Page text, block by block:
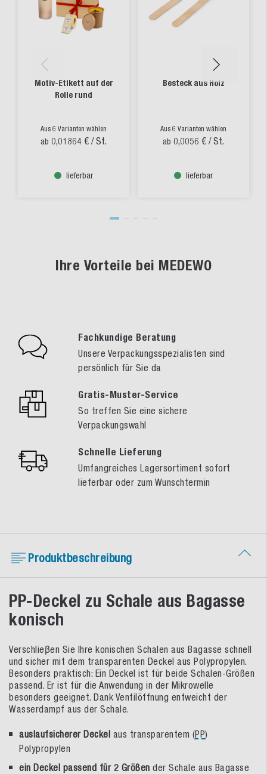
Motiv-Etikett auf der
Rolle rund
Aus 6 Varianten wählen
ab 0,01864 € / St.
lieferbar
Besteck aus Holz
Aus 6 Varianten wählen
ab 0,0056 € / St.
lieferbar
Ihre Vorteile bei MEDEWO
Fachkundige Beratung
Unsere Verpackungsspezialisten sind
persönlich für Sie da
Gratis-Muster-Service
So treffen Sie eine sichere
Verpackungswahl
Schnelle Lieferung
Umfangreiches Lagersortiment sofort
lieferbar oder zum Wunschtermin
Produktbeschreibung
PP-Deckel zu Schale aus Bagasse
konisch
Verschlieβen Sie Ihre konischen Schalen aus Bagasse schnell
und sicher mit dem transparenten Deckel aus Polypropylen.
Besonders praktisch: Ein Deckel ist für beide Schalen-Größen
passend. Er ist für die Anwendung in der Mikrowelle
besonders geeignet. Dank Ventilöffnung entweicht der
Wasserdampf aus der Schale.
auslaufsicherer Deckel aus transparentem (PP)
Polypropylen
ein Deckel passend für 2 Größen der Schale aus Bagasse